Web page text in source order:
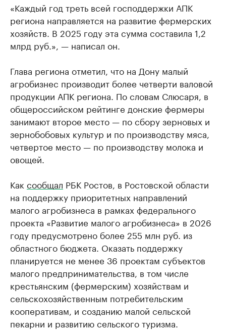
«Каждый год треть всей господдержки АПК
региона направляется на развитие фермерских
хозяйств. В 2025 году эта сумма составила 1,2
млрд руб.», — написал он.
Глава региона отметил, что на Дону малый
агробизнес производит более четверти валовой
продукции АПК региона. По словам Слюсаря, в
общероссийском рейтинге донские фермеры
занимают второе место — по сбору зерновых и
зернобобовых культур и по производству мяса,
четвертое место — по производству молока и
овощей.
Как сообщал РБК Ростов, в Ростовской области
на поддержку приоритетных направлений
малого агробизнеса в рамках федерального
проекта «Развитие малого агробизнеса» в 2026
году предусмотрено более 255 млн руб. из
областного бюджета. Оказать поддержку
планируется не менее 36 проектам субъектов
малого предпринимательства, в том числе
крестьянским (фермерским) хозяйствам и
сельскохозяйственным потребительским
кооперативам, и созданию малой сельской
пекарни и развитию сельского туризма.